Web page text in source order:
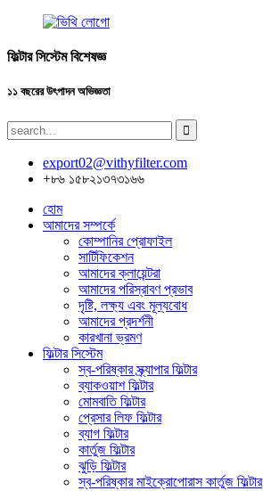
ফিল্টার সিস্টেম বিশেষজ্ঞ
১১ বছরের উৎপাদন অভিজ্ঞতা
export02@vithyfilter.com
+৮৬ ১৫৮২১৩৭৩১৬৬
হোম
আমাদের সম্পর্কে
কোম্পানির প্রোফাইল
সার্টিফিকেশন
আমাদের ক্লায়েন্টরা
আমাদের পরিস্রাবণ প্রভাব
দৃষ্টি, লক্ষ্য এবং মূল্যবোধ
আমাদের প্রদর্শনী
কারখানা ভ্রমণ
ফিল্টার সিস্টেম
স্ব-পরিষ্কার স্ক্র্যাপার ফিল্টার
ব্যাকওয়াশ ফিল্টার
মোমবাতি ফিল্টার
প্রেসার লিফ ফিল্টার
ব্যাগ ফিল্টার
কার্তুজ ফিল্টার
ঝুড়ি ফিল্টার
স্ব-পরিষ্কার মাইক্রোপোরাস কার্তুজ ফিল্টার